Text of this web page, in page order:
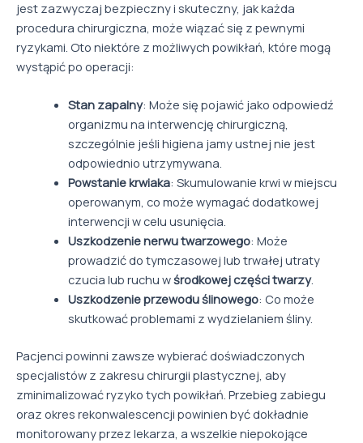
jest zazwyczaj bezpieczny i skuteczny, jak każda
procedura chirurgiczna, może wiązać się z pewnymi
ryzykami. Oto niektóre z możliwych powikłań, które mogą
wystąpić po operacji:
Stan zapalny: Może się pojawić jako odpowiedź
organizmu na interwencję chirurgiczną,
szczególnie jeśli higiena jamy ustnej nie jest
odpowiednio utrzymywana.
Powstanie krwiaka: Skumulowanie krwi w miejscu
operowanym, co może wymagać dodatkowej
interwencji w celu usunięcia.
Uszkodzenie nerwu twarzowego: Może
prowadzić do tymczasowej lub trwałej utraty
czucia lub ruchu wśrodkowej części twarzy.
Uszkodzenie przewodu ślinowego: Co może
skutkować problemami z wydzielaniem śliny.
Pacjenci powinni zawsze wybierać doświadczonych
specjalistów z zakresu chirurgii plastycznej, aby
zminimalizować ryzyko tych powikłań. Przebieg zabiegu
oraz okres rekonwalescencji powinien być dokładnie
monitorowany przez lekarza, a wszelkie niepokojące